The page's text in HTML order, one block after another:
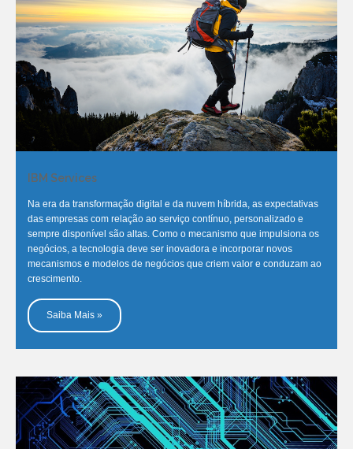
IBM Services
Na era da transformação digital e da nuvem híbrida, as expectativas
das empresas com relação ao serviço contínuo, personalizado e
sempre disponível são altas. Como o mecanismo que impulsiona os
negócios, a tecnologia deve ser inovadora e incorporar novos
mecanismos e modelos de negócios que criem valor e conduzam ao
crescimento.
Saiba Mais »